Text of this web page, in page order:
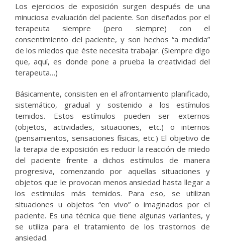
Los ejercicios de exposición surgen después de una
minuciosa evaluación del paciente. Son diseñados por el
terapeuta siempre (pero siempre) con el
consentimiento del paciente, y son hechos “a medida”
de los miedos que éste necesita trabajar. (Siempre digo
que, aquí, es donde pone a prueba la creatividad del
terapeuta…)
Básicamente, consisten en el afrontamiento planificado,
sistemático, gradual y sostenido a los estímulos
temidos. Estos estímulos pueden ser externos
(objetos, actividades, situaciones, etc.) o internos
(pensamientos, sensaciones físicas, etc.) El objetivo de
la terapia de exposición es reducir la reacción de miedo
del paciente frente a dichos estímulos de manera
progresiva, comenzando por aquellas situaciones y
objetos que le provocan menos ansiedad hasta llegar a
los estímulos más temidos. Para eso, se utilizan
situaciones u objetos “en vivo” o imaginados por el
paciente. Es una técnica que tiene algunas variantes, y
se utiliza para el tratamiento de los trastornos de
ansiedad.